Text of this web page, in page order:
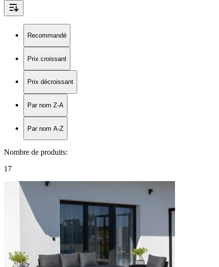
Recommandé
Prix croissant
Prix décroissant
Par nom Z-A
Par nom A-Z
Nombre de produits:
17